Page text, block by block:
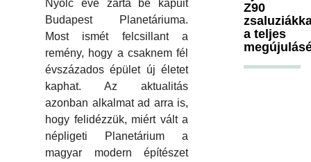
Nyolc éve zárta be kapuit
Budapest Planetáriuma.
Most ismét felcsillant a
remény, hogy a csaknem fél
évszázados épület új életet
kaphat. Az aktualitás
azonban alkalmat ad arra is,
hogy felidézzük, miért vált a
népligeti Planetárium a
magyar modern építészet
Z90
a teljes